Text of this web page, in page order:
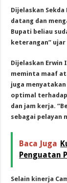
Dijelaskan
datang dan
Bupati beliau
keterangan” ujar
Dijelaskan Erwin
meminta maaf
juga
optimal
dan jam kerja.
sebagai pelayan
Baca Juga
Penguatan
Selain kinerja